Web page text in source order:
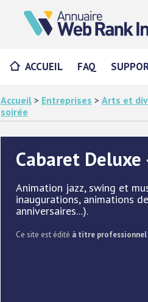
ACCUEIL FAQ
Accueil > Entreprises > Arts et
soirée
Cabaret
Animation jazz, swing et
inaugurations, animations
anniversaires...).
Ce site est édité à titre professionnel